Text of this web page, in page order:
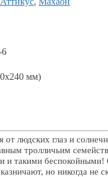
6
мм)
людских глаз и
тролличьим
и такими беспокойными!
но никогда не